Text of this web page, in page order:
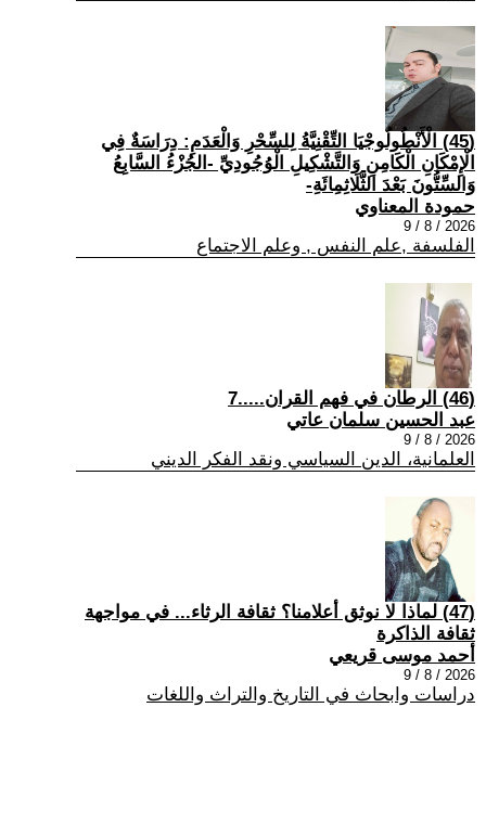
(45) الْأَنْطُولُوجْيَا التِّقْنِيَّةُ لِلسِّحْرِ وَالْعَدَمِ: دِرَاسَةٌ فِي
الْإِمْكَانِ الْكَامِنِ وَالتَّشْكِيلِ الْوُجُودِيِّ -الجُزْءُ السَّابِعُ
وَالسِّتُّونَ بَعْدَ الثَّلَاثِمِائَةِ-
حمودة المعناوي
2026 / 8 / 9
الفلسفة ,علم النفس , وعلم الاجتماع
(46) الرطان في فهم القران.....7
عبد الحسين سلمان عاتي
2026 / 8 / 9
العلمانية، الدين السياسي ونقد الفكر الديني
(47) لماذا لا نوثق أعلامنا؟ ثقافة الرثاء... في مواجهة
ثقافة الذاكرة
أحمد موسى قريعي
2026 / 8 / 9
دراسات وابحاث في التاريخ والتراث واللغات